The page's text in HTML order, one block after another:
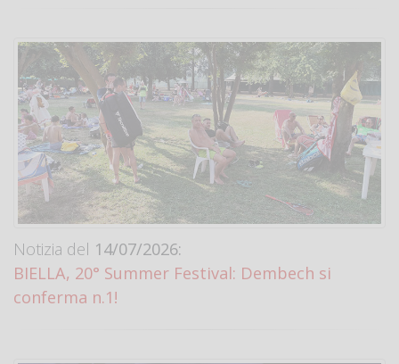
Notizia del 14/07/2026:
BIELLA, 20° Summer Festival: Dembech si
conferma n.1!